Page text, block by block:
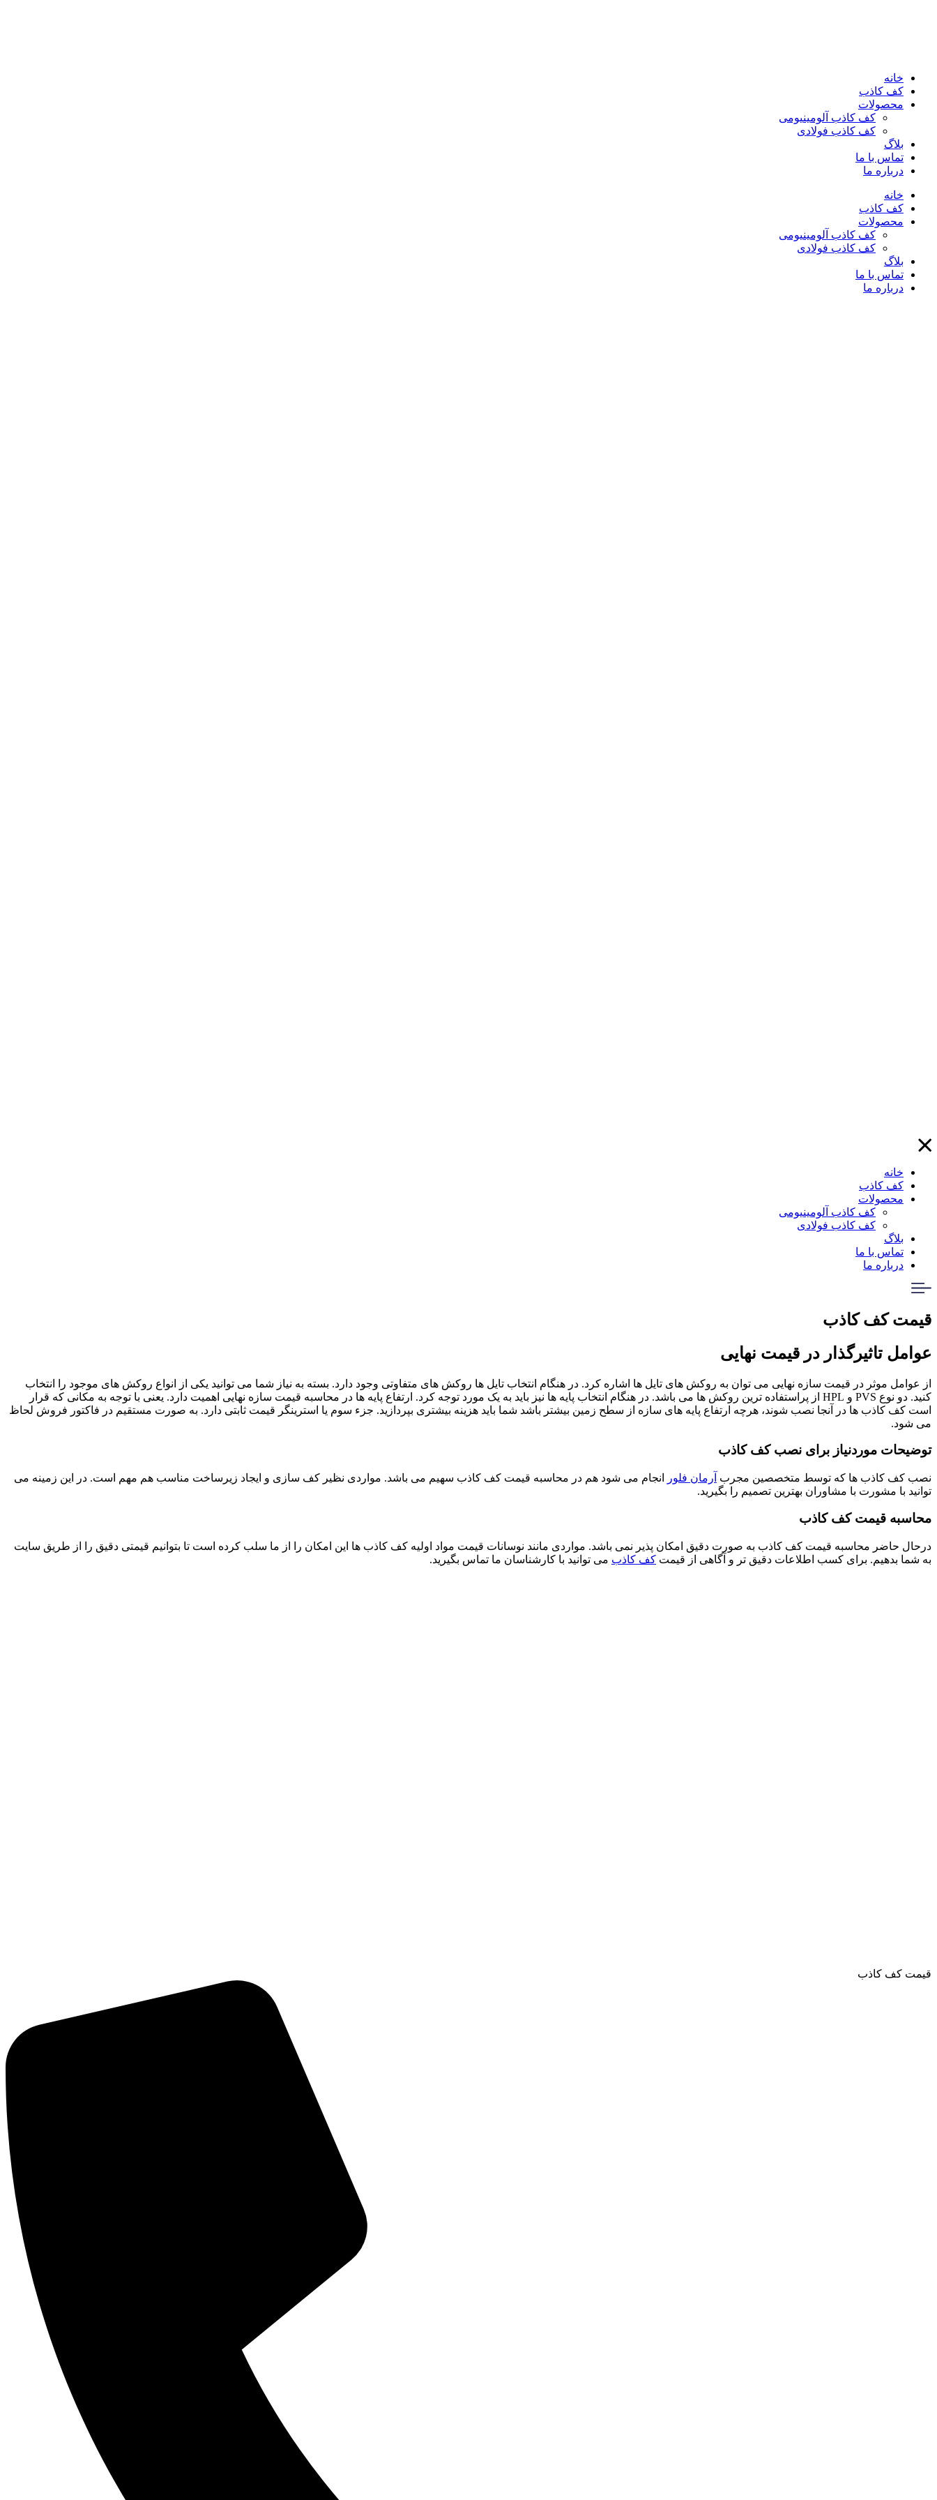
خانه
کف کاذب
محصولات
کف کاذب آلومینیومی
کف کاذب فولادی
بلاگ
تماس با ما
درباره ما
خانه
کف کاذب
محصولات
کف کاذب آلومینیومی
کف کاذب فولادی
بلاگ
تماس با ما
درباره ما
خانه
کف کاذب
محصولات
کف کاذب آلومینیومی
کف کاذب فولادی
بلاگ
تماس با ما
درباره ما
قیمت کف کاذب
عوامل تاثیرگذار در قیمت نهایی
از عوامل موثر در قیمت سازه نهایی می توان به روکش های تایل ها اشاره کرد. در هنگام انتخاب تایل ها روکش های متفاوتی وجود دارد. بسته به نیاز شما می توانید یکی از انواع روکش های موجود را انتخاب
کنید. دو نوع PVS و HPL از پراستفاده ترین روکش ها می باشد. در هنگام انتخاب پایه ها نیز باید به یک مورد توجه کرد. ارتفاع پایه ها در محاسبه قیمت سازه نهایی اهمیت دارد. یعنی با توجه به مکانی که قرار
است کف کاذب ها در آنجا نصب شوند، هرچه ارتفاع پایه های سازه از سطح زمین بیشتر باشد شما باید هزینه بیشتری بپردازید. جزء سوم یا استرینگر قیمت ثابتی دارد. به صورت مستقیم در فاکتور فروش لحاظ
می شود.
توضیحات موردنیاز برای نصب کف کاذب
نصب کف کاذب ها که توسط متخصصین مجرب آرمان فلور
انجام می شود هم در محاسبه قیمت کف کاذب سهیم می باشد. مواردی نظیر کف سازی و ایجاد زیرساخت مناسب هم مهم است. در این زمینه می
توانید با مشورت با مشاوران بهترین تصمیم را بگیرید.
محاسبه قیمت کف کاذب
درحال حاضر محاسبه قیمت کف کاذب به صورت دقیق امکان پذیر نمی باشد. مواردی مانند نوسانات قیمت مواد اولیه کف کاذب ها این امکان را از ما سلب کرده است تا بتوانیم قیمتی دقیق را از طریق سایت
به شما بدهیم. برای کسب اطلاعات دقیق تر و آگاهی از قیمت کف کاذب می توانید با کارشناسان ما تماس بگیرید.
قیمت کف کاذب